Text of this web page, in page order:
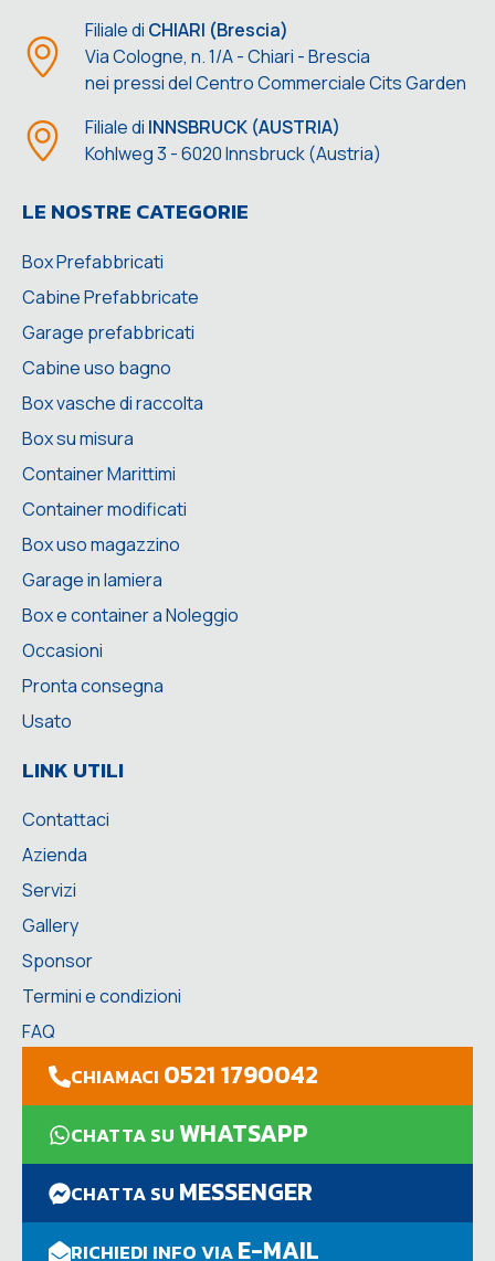
Filiale di CHIARI (Brescia)
Via Cologne, n. 1/A - Chiari - Brescia
nei pressi del Centro Commerciale Cits Garden
Filiale di INNSBRUCK (AUSTRIA)
Kohlweg 3 - 6020 Innsbruck (Austria)
LE NOSTRE CATEGORIE
Box Prefabbricati
Cabine Prefabbricate
Garage prefabbricati
Cabine uso bagno
Box vasche di raccolta
Box su misura
Container Marittimi
Container modificati
Box uso magazzino
Garage in lamiera
Box e container a Noleggio
Occasioni
Pronta consegna
Usato
LINK UTILI
Contattaci
Azienda
Servizi
Gallery
Sponsor
Termini e condizioni
FAQ
CHIAMACI 0521 1790042
CHATTA SUWHATSAPP
CHATTA SU MESSENGER
RICHIEDI INFO VIAE-MAIL